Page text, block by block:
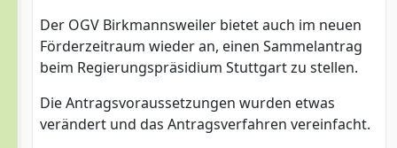
Der OGV Birkmannsweiler bietet auch im neuen
Förderzeitraum wieder an, einen Sammelantrag
beim Regierungspräsidium Stuttgart zu stellen.
Die Antragsvoraussetzungen wurden etwas
verändert und das Antragsverfahren vereinfacht.